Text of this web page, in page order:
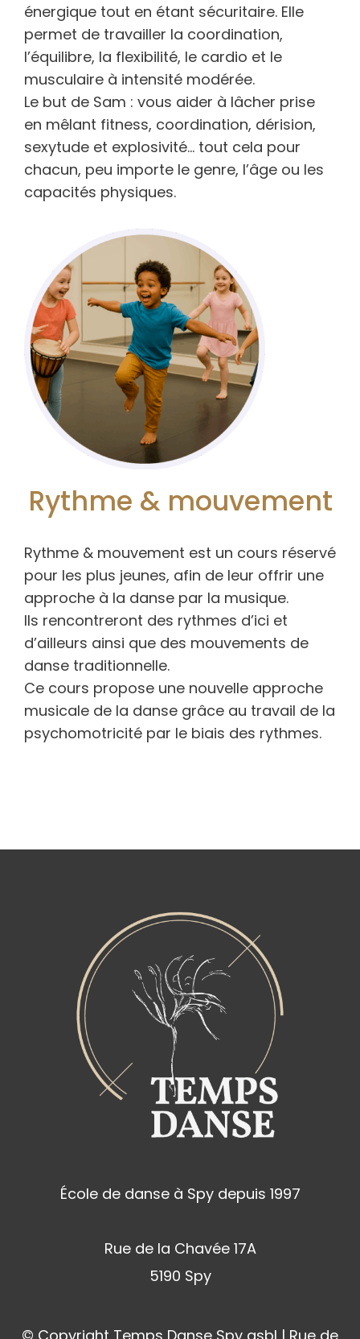
énergique tout en étant sécuritaire. Elle
permet de travailler la coordination,
l’équilibre, la flexibilité, le cardio et le
musculaire à intensité modérée.
Le but de Sam : vous aider à lâcher prise
en mêlant fitness, coordination, dérision,
sexytude et explosivité… tout cela pour
chacun, peu importe le genre, l’âge ou les
capacités physiques.
Rythme & mouvement
Rythme & mouvement est un cours réservé
pour les plus jeunes, afin de leur offrir une
approche à la danse par la musique.
Ils rencontreront des rythmes d’ici et
d’ailleurs ainsi que des mouvements de
danse traditionnelle.
Ce cours propose une nouvelle approche
musicale de la danse grâce au travail de la
psychomotricité par le biais des rythmes.
École de danse à Spy depuis 1997
Rue de la Chavée 17A
5190 Spy